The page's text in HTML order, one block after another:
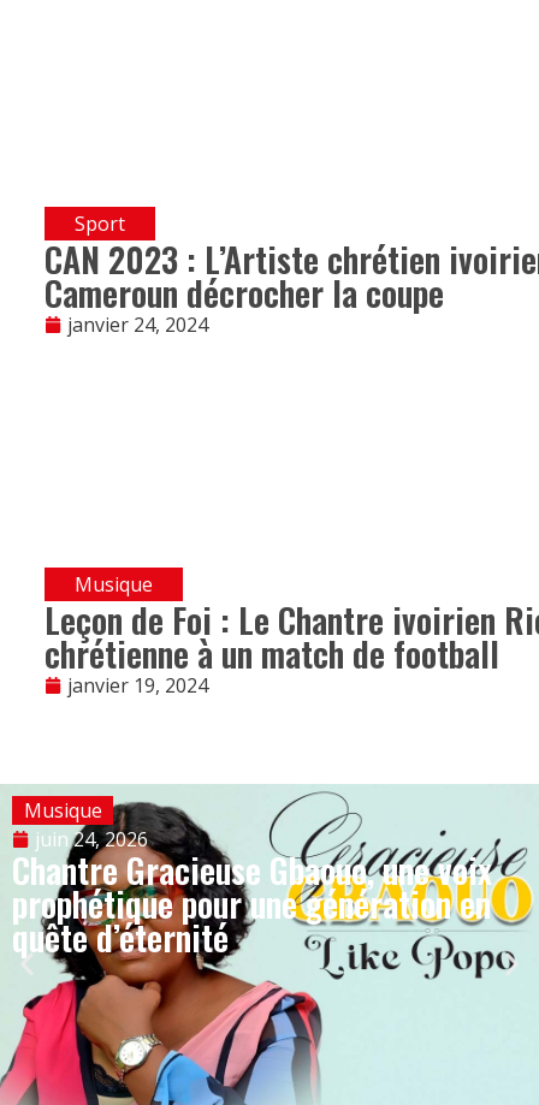
Sport
CAN 2023 : L’Artiste chrétien
Cameroun décrocher la coupe
janvier 24, 2024
Musique
Leçon de Foi : Le Chantre ivoirien
chrétienne à un match de football
janvier 19, 2024
Musique
juin 24, 2026
Chantre Gracieuse Gbaouo, une voix
prophétique pour une génération en
quête d’éternité